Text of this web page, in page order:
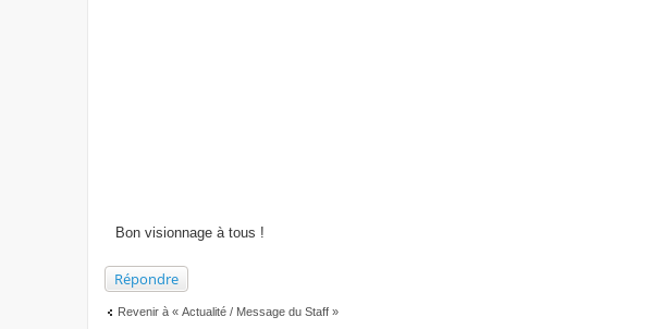
Bon visionnage à tous !
Répondre
Revenir à « Actualité / Message du Staff »